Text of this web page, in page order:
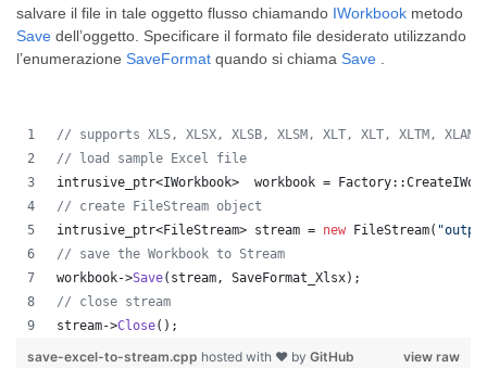
salvare il file in tale oggetto flusso chiamando IWorkbook metodo
Save dell’oggetto. Specificare il formato file desiderato utilizzando
l’enumerazione SaveFormat quando si chiama Save
// supports XLS, XLSX, XLSB, XLSM, XLT, XLT, XLTM,
// load sample Excel file
intrusive_ptr<IWorkbook>  workbook =
// create FileStream object
intrusive_ptr<FileStream> stream = new FileStream( "
// save the Workbook to Stream
workbook->Save(stream, SaveFormat_Xlsx);
// close stream
stream->Close();
view raw
save-excel-to-stream.cpp hosted with ❤ by GitHub